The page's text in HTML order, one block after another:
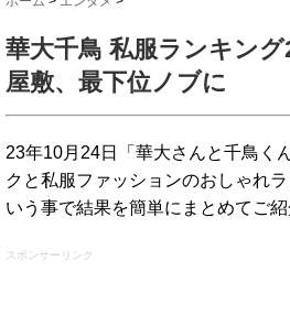
華大千鳥 私服ランキン
屋敷、最下位ノブに
23年10月24日「華大さんと千鳥く
クと私服ファッションのおしゃれ
いう事で結果を簡単にまとめてご紹
スポンサーリンク